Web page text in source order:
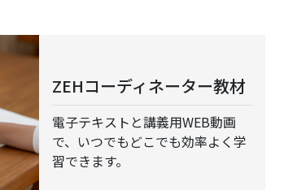
ZEHコーディネーター教材
電子テキストと講義用WEB動画
で、いつでもどこでも効率よく学
習できます。